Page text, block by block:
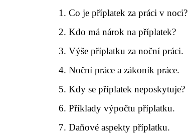
Co je příplatek za práci v noci?
Kdo má nárok na příplatek?
Výše příplatku za noční práci.
Noční práce a zákoník práce.
Kdy se příplatek neposkytuje?
Příklady výpočtu příplatku.
Daňové aspekty příplatku.